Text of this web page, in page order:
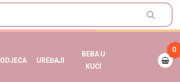
ODJEĆA UREĐAJI
BEBA U
KUĆI
0